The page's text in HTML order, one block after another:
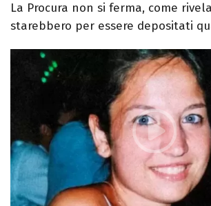
La Procura non si ferma, come
starebbero per essere depositati